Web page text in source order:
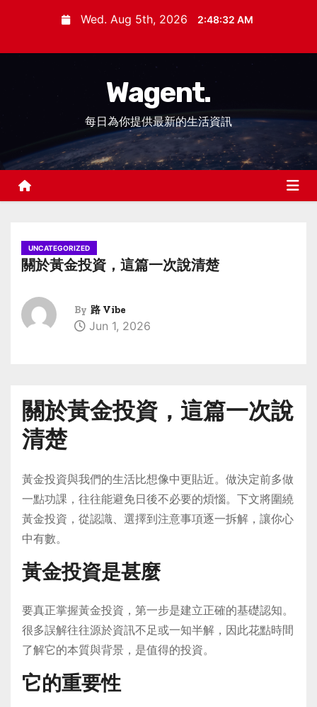
n
Wed. Aug 5th, 2026 2:48:33 AM
Wagent.
每日為你提供最新的生活資訊
UNCATEGORIZED
關於黃金投資，這篇一次說清楚
By 路 Vibe
Jun 1, 2026
關於黃金投資，這篇一次說
清楚
黃金投資與我們的生活比想像中更貼近。做決定前多做
一點功課，往往能避免日後不必要的煩惱。下文將圍繞
黃金投資，從認識、選擇到注意事項逐一拆解，讓你心
中有數。
黃金投資是甚麼
要真正掌握黃金投資，第一步是建立正確的基礎認知。
很多誤解往往源於資訊不足或一知半解，因此花點時間
了解它的本質與背景，是值得的投資。
它的重要性